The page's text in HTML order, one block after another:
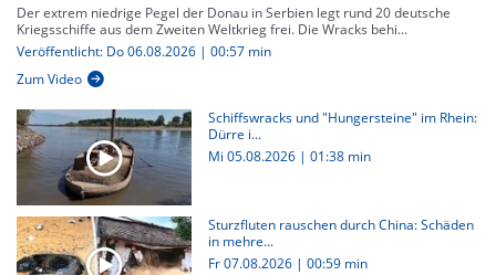
Der extrem niedrige Pegel der Donau in Serbien legt rund 20 deutsche
Kriegsschiffe aus dem Zweiten Weltkrieg frei. Die Wracks behi...
Veröffentlicht: Do 06.08.2026 | 00:57 min
Zum Video
Schiffswracks und "Hungersteine" im Rhein:
Dürre i...
Mi 05.08.2026 | 01:38 min
Sturzfluten rauschen durch China: Schäden
in mehre...
Fr 07.08.2026 | 00:59 min